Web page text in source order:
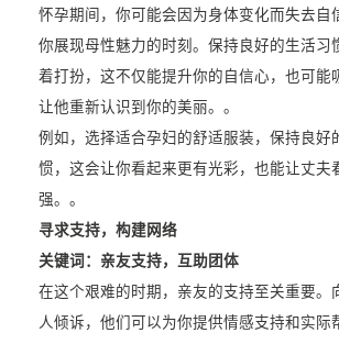
怀孕期间，你可能会因为身体变化而失去自
你展现母性魅力的时刻。保持良好的生活习
着打扮，这不仅能提升你的自信心，也可能
让他重新认识到你的美丽。。
例如，选择适合孕妇的舒适服装，保持良好
惯，这会让你看起来更有光彩，也能让丈夫
强。。
寻求支持，构建网络
关键词：亲友支持，互助团体
在这个艰难的时期，亲友的支持至关重要。
人倾诉，他们可以为你提供情感支持和实际